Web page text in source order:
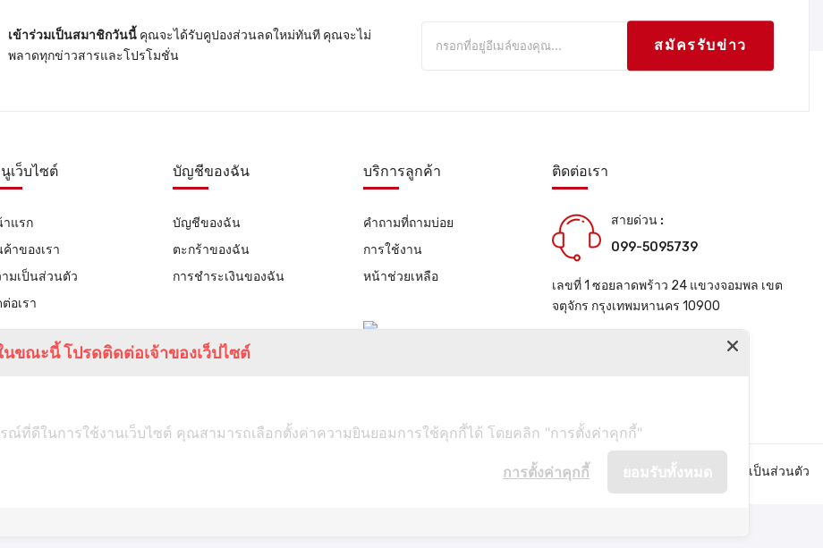
เข้าร่วมเป็นสมาชิกวันนี้ คุณจะได้รับคูปองส่วนลดใหม่ทันที คุณจะไม่
พลาดทุกข่าวสารและโปรโมชั่น
สมัครรับข่าว
นูเว็บไซต์
แรก
าของเรา
ามเป็นส่วนตัว
อเรา
บัญชีของฉัน
บัญชีของฉัน
ตะกร้าของฉัน
การชำระเงินของฉัน
บริการลูกค้า
คำถามที่ถามบ่อย
การใช้งาน
หน้าช่วยเหลือ
ติดต่อเรา
สายด่วน :
099-5095739
เลขที่ 1 ซอยลาดพร้าว 24 แขวงจอมพล เขต
จตุจักร กรุงเทพมหานคร 10900
คำถามที่พบบ่อย นโยบายความเป็นส่วนตัว
ขณะนี้ โปรดติดต่อเจ้าของเว็ปไซต์
ณ์ที่ดีในการใช้งานเว็บไซต์ คุณสามารถเลือกตั้งค่าความยินยอมการใช้คุกกี้ได้ โดยคลิก "การตั้งค่าคุกกี้"
ยอมรับทั้งหมด
การตั้งค่าคุกกี้